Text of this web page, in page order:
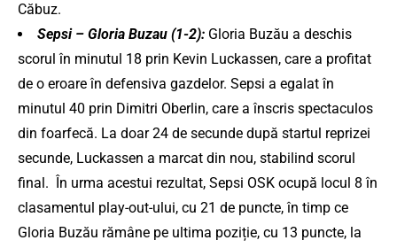
Căbuz.
Sepsi – Gloria Buzau (1-2): Gloria Buzău a deschis
scorul în minutul 18 prin Kevin Luckassen, care a profitat
de o eroare în defensiva gazdelor. ​ Sepsi a egalat în
minutul 40 prin Dimitri Oberlin, care a înscris spectaculos
din foarfecă. La doar 24 de secunde după startul reprizei
secunde, Luckassen a marcat din nou, stabilind scorul
final.
În urma acestui rezultat, Sepsi OSK ocupă locul 8 în
clasamentul play-out-ului, cu 21 de puncte, în timp ce
Gloria Buzău rămâne pe ultima poziție, cu 13 puncte, la